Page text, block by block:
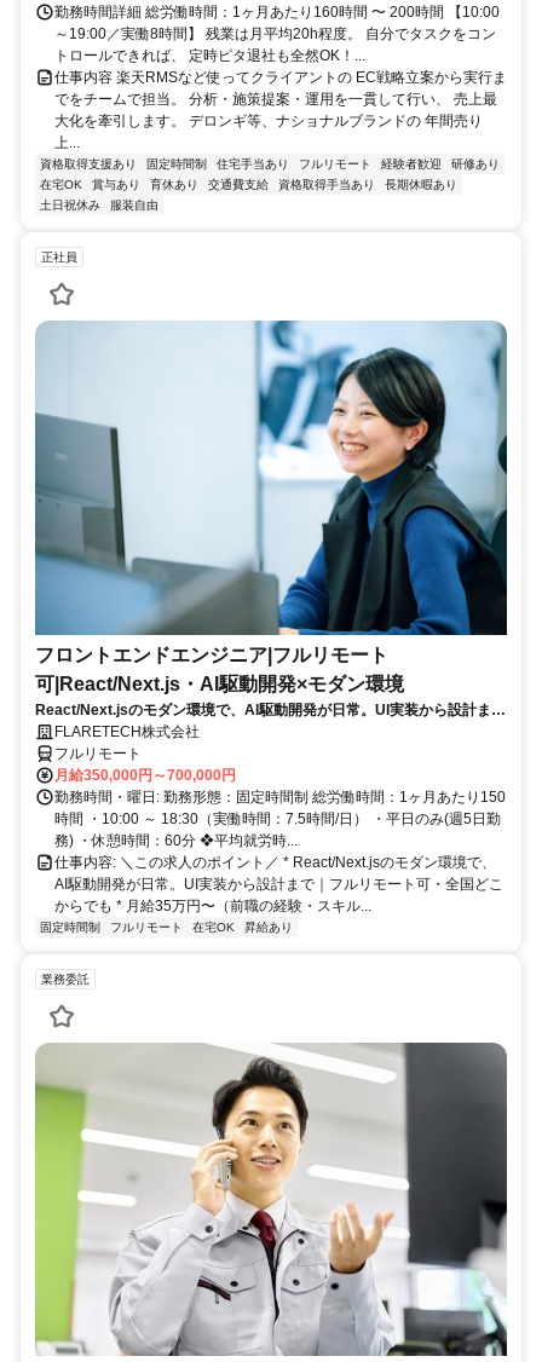
勤務時間詳細 総労働時間：1ヶ月あたり160時間 〜 200時間 【10:00
～19:00／実働8時間】 残業は月平均20h程度。 自分でタスクをコン
トロールできれば、 定時ピタ退社も全然OK！...
仕事内容 楽天RMSなど使ってクライアントの EC戦略立案から実行ま
でをチームで担当。 分析・施策提案・運用を一貫して行い、 売上最
大化を牽引します。 デロンギ等、ナショナルブランドの 年間売り
上...
資格取得支援あり 固定時間制 住宅手当あり フルリモート 経験者歓迎
研修あり
在宅OK
賞与あり 育休あり 交通費支給 資格取得手当あり
長期休暇あり
土日祝休み
服装自由
正社員
フロントエンドエンジニア|フルリモート
可|React/Next.js・AI駆動開発×モダン環境
React/Next.jsのモダン環境で、AI駆動開発が日常。UI実装から設計ま
で、若手中心のチームでキャリアを伸ばす。残業月10h以下・年休123
日・フルリモート可。
FLARETECH株式会社
フルリモート
月給350,000円～700,000円
勤務時間・曜日: 勤務形態：固定時間制 総労働時間：1ヶ月あたり150
時間 ・10:00 ～ 18:30（実働時間：7.5時間/日） ・平日のみ(週5日勤
務) ・休憩時間：60分 ❖平均就労時...
仕事内容: ＼この求人のポイント／ * React/Next.jsのモダン環境で、
AI駆動開発が日常。UI実装から設計まで｜フルリモート可・全国どこ
からでも * 月給35万円〜（前職の経験・スキル...
固定時間制 フルリモート 在宅OK 昇給あり
業務委託